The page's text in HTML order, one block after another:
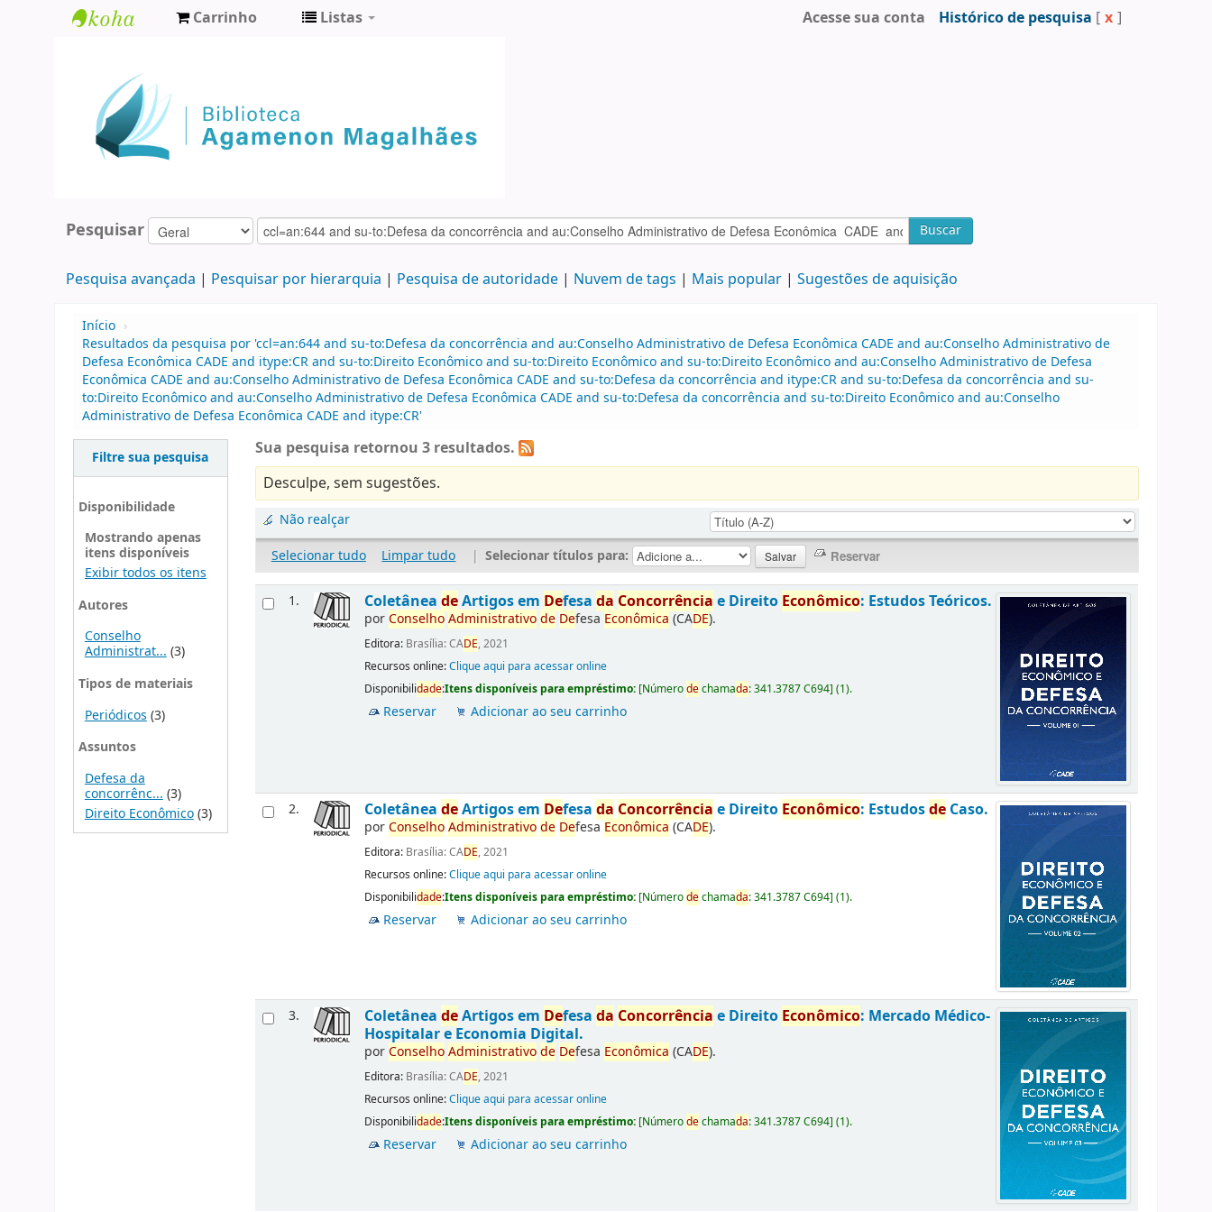
Agamenon
Magalhães
Carrinho Listas Acesse sua conta Histórico de pesquisa [ x ]
Pesquisar Buscar
Pesquisa avançada Pesquisar por hierarquia Pesquisa de autoridade Nuvem de tags Mais popular Sugestões de aquisição
Início ›
Resultados da pesquisa por 'ccl=an:644 and su-to:Defesa da concorrência and au:Conselho Administrativo de Defesa Econômica CADE and au:Conselho Administrativo de
Defesa Econômica CADE and itype:CR and su-to:Direito Econômico and su-to:Direito Econômico and su-to:Direito Econômico and au:Conselho Administrativo de Defesa
Econômica CADE and au:Conselho Administrativo de Defesa Econômica CADE and su-to:Defesa da concorrência and itype:CR and su-to:Defesa da concorrência and su-
to:Direito Econômico and au:Conselho Administrativo de Defesa Econômica CADE and su-to:Defesa da concorrência and su-to:Direito Econômico and au:Conselho
Administrativo de Defesa Econômica CADE and itype:CR'
Filtre sua pesquisa
Disponibilidade
Mostrando apenas
itens disponíveis
Exibir todos os itens
Autores
Conselho
Administrat...(3)
Tipos de materiais
Periódicos (3)
Assuntos
Defesa da
concorrênc... (3)
Direito Econômico(3)
Sua pesquisa retornou 3 resultados.
Desculpe, sem sugestões.
Não realçar
Selecionar tudo
Limpar tudo | Selecionar títulos para:
1. ColetâneadeArtigos em Defesada Concorrência e Direito Econômico: Estudos Teóricos.
porConselhoAdministrativode Defesa Econômica (CADE).
Editora: Brasília: CADE, 2021
Recursos online:Clique aqui para acessar online
Disponibilidade:Itens disponíveis para empréstimo: [Númerodechamada:341.3787 C694](1).
Reservar Adicionar ao seu carrinho
2. ColetâneadeArtigos em Defesada Concorrência e Direito Econômico: Estudosde Caso.
porConselhoAdministrativode Defesa Econômica (CADE).
Editora: Brasília: CADE, 2021
Recursos online:Clique aqui para acessar online
Disponibilidade:Itens disponíveis para empréstimo: [Númerodechamada:341.3787 C694](1).
Reservar Adicionar ao seu carrinho
3. ColetâneadeArtigos em Defesada Concorrência e Direito Econômico: Mercado Médico-
Hospitalar e Economia Digital.
porConselhoAdministrativode Defesa Econômica (CADE).
Editora: Brasília: CADE, 2021
Recursos online:Clique aqui para acessar online
Disponibilidade:Itens disponíveis para empréstimo: [Númerodechamada:341.3787 C694](1).
Reservar Adicionar ao seu carrinho